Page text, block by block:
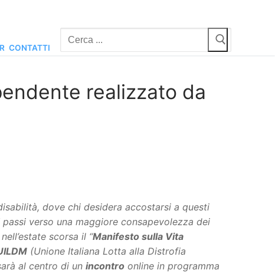
CONTATTI
Cerca:
realizzato da
dove chi desidera accostarsi a questi
verso una maggiore consapevolezza dei
scorsa il “Manifesto sulla Vita
(Unione Italiana Lotta alla Distrofia
al centro di un incontro online in programma